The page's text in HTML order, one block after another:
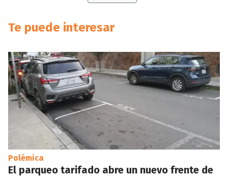
Te puede interesar
Polémica
El parqueo tarifado abre un nuevo frente de